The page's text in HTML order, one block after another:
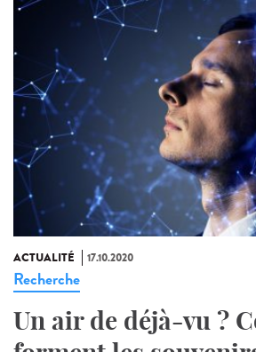
ACTUALITÉ 17.10.2020
Recherche
Un air de déjà-vu ?